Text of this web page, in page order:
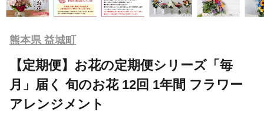
熊本県 益城町
【定期便】お花の定期便シリーズ「毎
月」届く 旬のお花 12回 1年間 フラワー
アレンジメント